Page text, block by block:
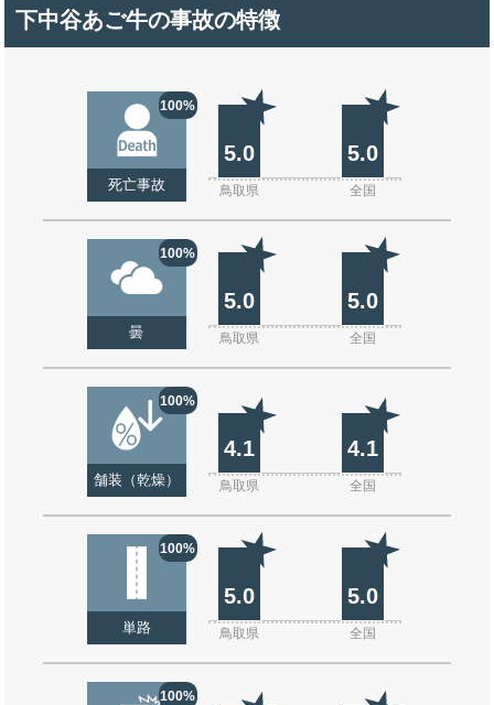
下中谷あご牛の事故の特徴
100%
死亡事故
5.0 5.0
鳥取県 全国
100%
曇
5.0 5.0
鳥取県 全国
100%
舗装（乾燥）
4.1 4.1
鳥取県 全国
100%
単路
5.0 5.0
鳥取県 全国
100%